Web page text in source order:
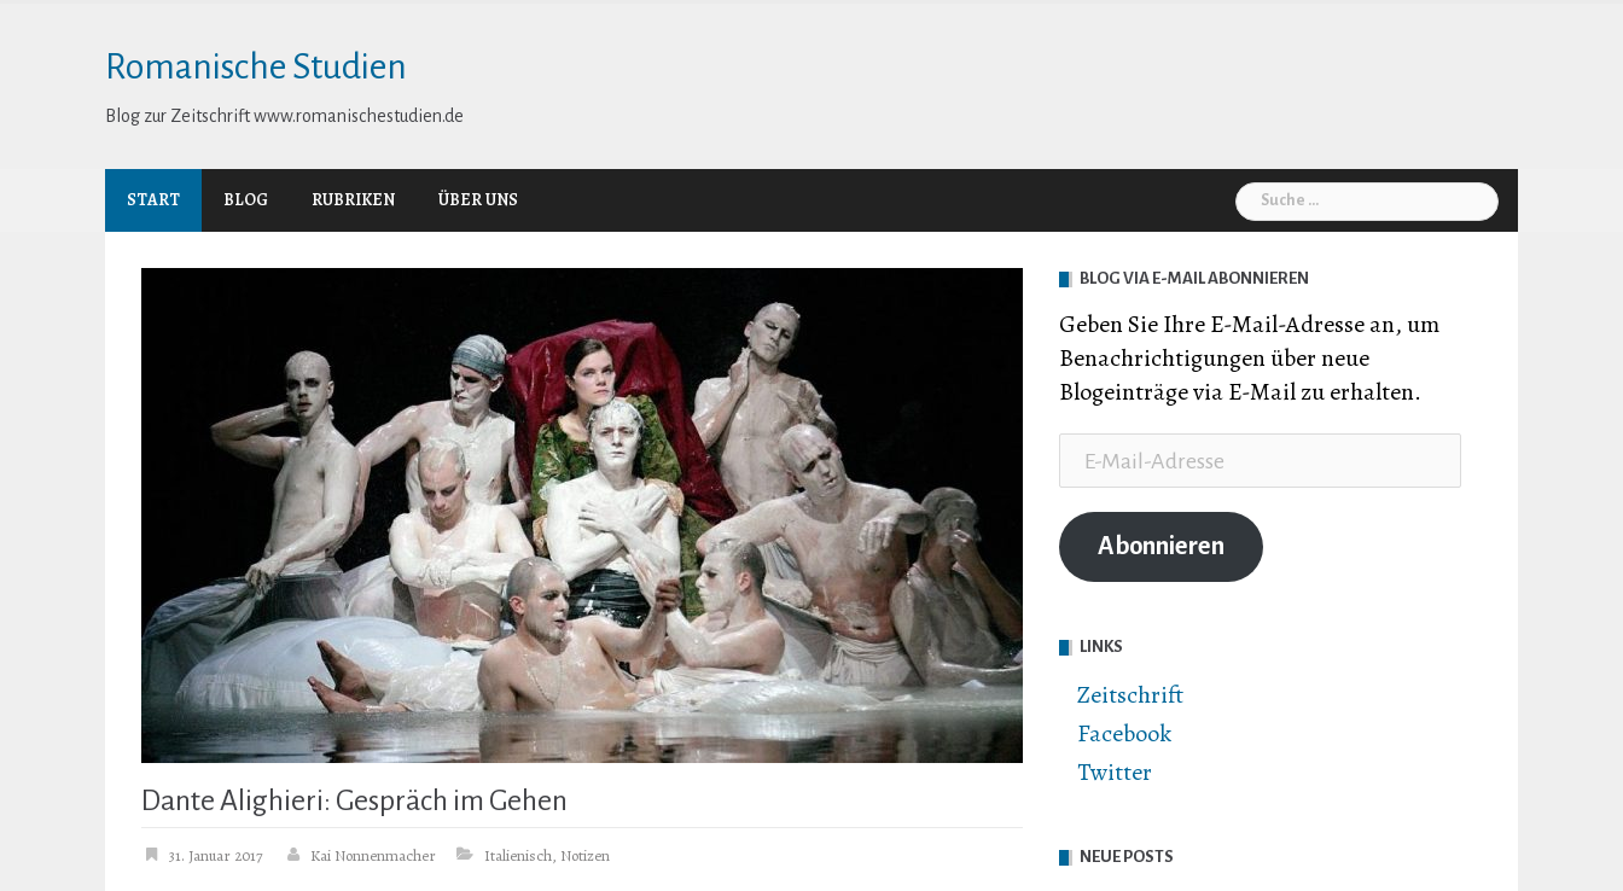
Romanische Studien
Blog zur Zeitschrift www.romanischestudien.de
START BLOG RUBRIKEN ÜBER UNS
Suche
nach:
Dante Alighieri: Gespräch im Gehen
31. Januar 2017 Kai Nonnenmacher Italienisch, Notizen
BLOG VIA E-MAIL ABONNIEREN
Geben Sie Ihre E-Mail-Adresse an, um
Benachrichtigungen über neue
Blogeinträge via E-Mail zu erhalten.
Mail-
Adresse
Abonnieren
LINKS
Zeitschrift
Facebook
Twitter
NEUE POSTS